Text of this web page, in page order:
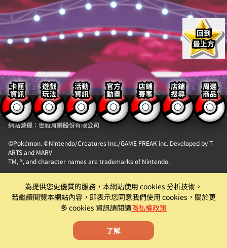
卡匣
資訊
遊戲
玩法
活動
資訊
官方
動畫
店鋪
賽事
店鋪
搜尋
周邊
商品
回到
最上方
【隱私權政策】 【聯絡我們】
網站營運：世雅育樂股份有限公司
©Pokémon. ©Nintendo/Creatures Inc./GAME FREAK inc. Developed by T-
ARTS and MARV
TM, ®, and character names are trademarks of Nintendo.
自動販賣機』卡片商品販售服務之自動販賣機。
遊戲僅為附屬功能。原廠及代理商均有權就該遊戲為內容調整、更新、優化或
下架等機具營運相關行為。
為提供您更優質的服務，本網站使用 cookies 分析技術。
若繼續閱覽本網站內容，即表示您同意我們使用 cookies，關於更
多 cookies 資訊請閱讀隱私權政策
了解